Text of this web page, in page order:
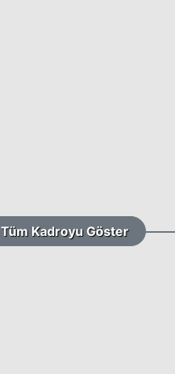
Tüm Kadroyu Göster